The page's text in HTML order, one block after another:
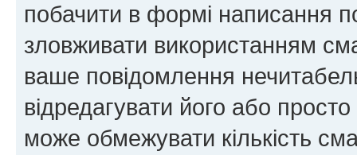
побачити в формі написання
зловживати використанням
ваше повідомлення
відредагувати його або
може обмежувати кількість